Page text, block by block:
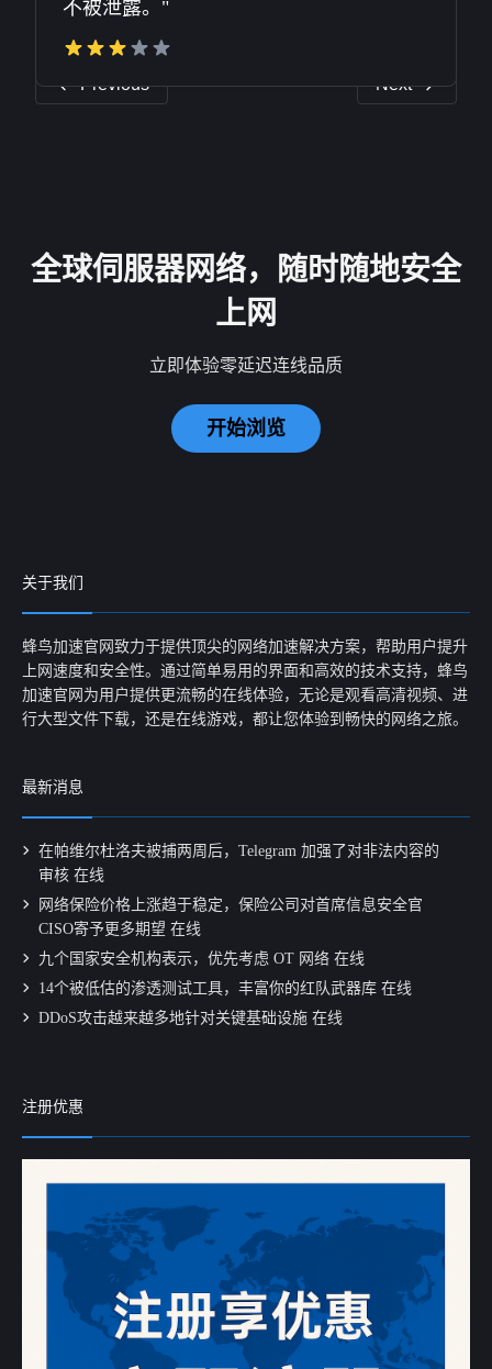
Previous Next
全球伺服器网络，随时随地安全
上网
立即体验零延迟连线品质
开始浏览
关于我们
蜂鸟加速官网致力于提供顶尖的网络加速解决方案，帮助用户提升
上网速度和安全性。通过简单易用的界面和高效的技术支持，蜂鸟
加速官网为用户提供更流畅的在线体验，无论是观看高清视频、进
行大型文件下载，还是在线游戏，都让您体验到畅快的网络之旅。
最新消息
在帕维尔杜洛夫被捕两周后，Telegram 加强了对非法内容的
审核 在线
网络保险价格上涨趋于稳定，保险公司对首席信息安全官
CISO寄予更多期望 在线
九个国家安全机构表示，优先考虑 OT 网络 在线
14个被低估的渗透测试工具，丰富你的红队武器库 在线
DDoS攻击越来越多地针对关键基础设施 在线
注册优惠